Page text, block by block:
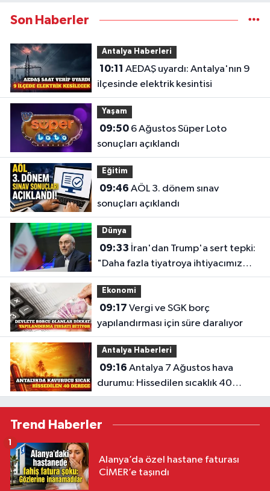
Son Haberler
Antalya Haberleri
10:11
ilçesinde elektrik kesintisi
Yaşam
09:506 Ağustos Süper Loto
sonuçları açıklandı
Eğitim
09:46
sonuçları açıklandı
Dünya
09:33
"Daha fazla tiyatroya ihtiyacımız
yok"
Ekonomi
09:17
yapılandırması için süre daralıyor
Antalya Haberleri
09:16
durumu: Hissedilen sıcaklık 40
derece
Trend Haberler
Alanya’da özel hastane faturası
CİMER’e taşındı
1